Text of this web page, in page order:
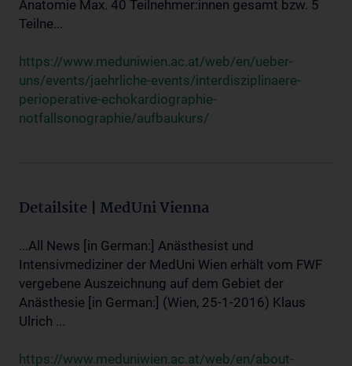
Anatomie Max. 40 Teilnehmer:innen gesamt bzw. 5
Teilne...
https://www.meduniwien.ac.at/web/en/ueber-
uns/events/jaehrliche-events/interdisziplinaere-
perioperative-echokardiographie-
notfallsonographie/aufbaukurs/
Detailsite | MedUni Vienna
...All News [in German:] Anästhesist und
Intensivmediziner der MedUni Wien erhält vom FWF
vergebene Auszeichnung auf dem Gebiet der
Anästhesie [in German:] (Wien, 25-1-2016) Klaus
Ulrich ...
https://www.meduniwien.ac.at/web/en/about-